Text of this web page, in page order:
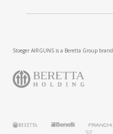
Stoeger AIRGUNS is a Beretta Group brand